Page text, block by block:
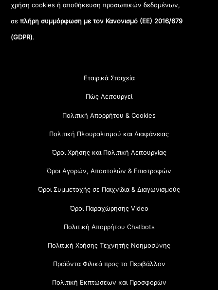
χρήση cookies ή αποθήκευση προσωπικών δεδομένων,
σεπλήρη συμμόρφωση με τον Κανονισμό (ΕΕ) 2016/679
(GDPR).
Εταιρικά Στοιχεία
Πώς Λειτουργεί
Πολιτική Απορρήτου & Cookies
Πολιτική Πλουραλισμού και Διαφάνειας
Όροι Χρήσης και Πολιτική Λειτουργίας
Όροι Αγορών, Αποστολών & Επιστροφών
Όροι Συμμετοχής σε Παιχνίδια & Διαγωνισμούς
Όροι Παραχώρησης Video
Πολιτική Απορρήτου Chatbots
Πολιτική Χρήσης Τεχνητής Νοημοσύνης
Προϊόντα Φιλικά προς το Περιβάλλον
Πολιτική Εκπτώσεων και Προσφορών